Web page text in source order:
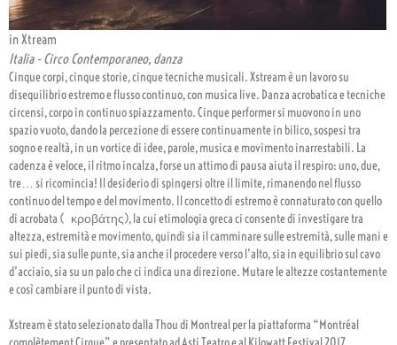
in Xtream
Italia - Circo Contemporaneo, danza
Cinque corpi, cinque storie, cinque tecniche musicali. Xstream è un lavoro su
disequilibrio estremo e flusso continuo, con musica live. Danza acrobatica e tecniche
circensi, corpo in continuo spiazzamento. Cinque performer si muovono in uno
spazio vuoto, dando la percezione di essere continuamente in bilico, sospesi tra
sogno e realtà, in un vortice di idee, parole, musica e movimento inarrestabili. La
cadenza è veloce, il ritmo incalza, forse un attimo di pausa aiuta il respiro: uno, due,
tre… si ricomincia! Il desiderio di spingersi oltre il limite, rimanendo nel flusso
continuo del tempo e del movimento. Il concetto di estremo è connaturato con quello
di acrobata ( κροβάτης), la cui etimologia greca ci consente di investigare tra
altezza, estremità e movimento, quindi sia il camminare sulle estremità, sulle mani e
sui piedi, sia sulle punte, sia anche il procedere verso l’alto, sia in equilibrio sul cavo
d’acciaio, sia su un palo che ci indica una direzione. Mutare le altezze costantemente
e così cambiare il punto di vista.
Xstream è stato selezionato dalla Thou di Montreal per la piattaforma “Montréal